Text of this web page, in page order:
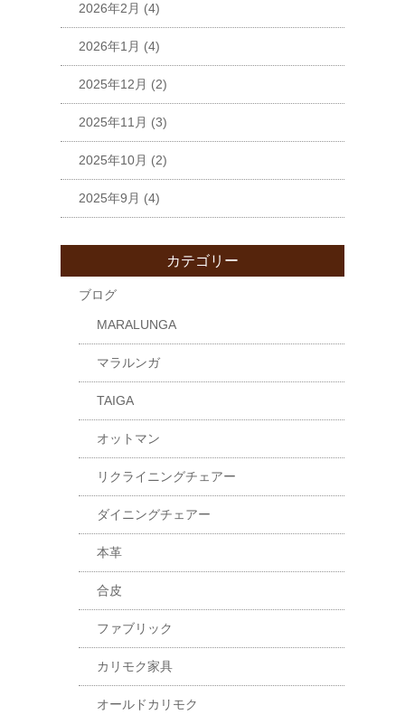
2026年2月 (4)
2026年1月 (4)
2025年12月 (2)
2025年11月 (3)
2025年10月 (2)
2025年9月 (4)
カテゴリー
ブログ
MARALUNGA
マラルンガ
TAIGA
オットマン
リクライニングチェアー
ダイニングチェアー
本革
合皮
ファブリック
カリモク家具
オールドカリモク